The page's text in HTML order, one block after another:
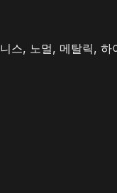
스, 노멀, 메탈릭,